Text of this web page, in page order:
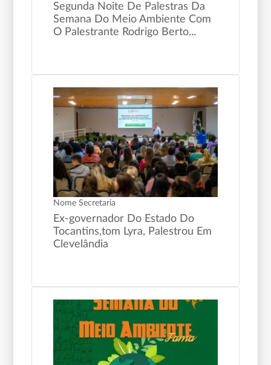
Segunda Noite De Palestras Da
Semana Do Meio Ambiente Com
O Palestrante Rodrigo Berto...
Nome Secretaria
Ex-governador Do Estado Do
Tocantins,tom Lyra, Palestrou Em
Clevelândia